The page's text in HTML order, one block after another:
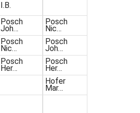
I.B.
Posch
Joh…
Posch
Nic…
Posch
Her…
Posch
Nic…
Posch
Joh…
Posch
Her…
Hofer
Mar…